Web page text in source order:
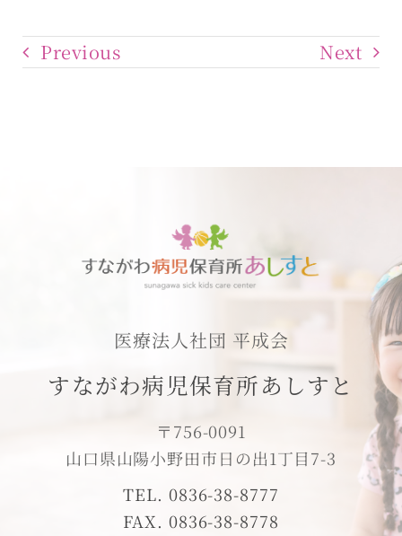
Previous Next
医療法人社団 平成会
すながわ病児保育所あしすと
〒756-0091
山口県山陽小野田市日の出1丁目7-3
TEL. 0836-38-8777
FAX. 0836-38-8778